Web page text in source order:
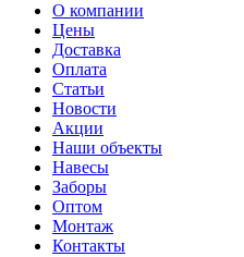
О компании
Цены
Доставка
Оплата
Статьи
Новости
Акции
Наши объекты
Навесы
Заборы
Оптом
Монтаж
Контакты